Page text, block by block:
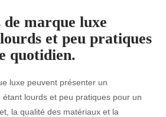
de marque luxe
et peu pratiques
quotidien.
luxe peuvent présenter un
lourds et peu pratiques pour un
la qualité des matériaux et la